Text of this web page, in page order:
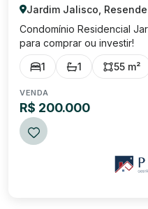
Jardim Jalisco,
Condomínio Residencial
para comprar ou investir!
1
1 55 m²
VENDA
R$ 200.000